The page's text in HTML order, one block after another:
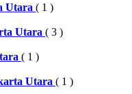
Utara ( 1 )
Utara ( 3 )
( 1 )
Utara ( 1 )